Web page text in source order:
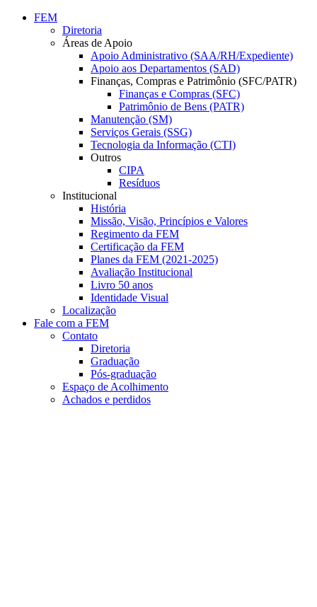
Conteúdo principal
FEM
Diretoria
Áreas de Apoio
Apoio Administrativo (SAA/RH/Expediente)
Apoio aos Departamentos (SAD)
Finanças, Compras e Patrimônio (SFC/PATR)
Finanças e Compras (SFC)
Patrimônio de Bens (PATR)
Manutenção (SM)
Serviços Gerais (SSG)
Tecnologia da Informação (CTI)
Outros
CIPA
Resíduos
Institucional
História
Missão, Visão, Princípios e Valores
Regimento da FEM
Certificação da FEM
Planes da FEM (2021-2025)
Avaliação Institucional
Livro 50 anos
Identidade Visual
Localização
Fale com a FEM
Contato
Diretoria
Graduação
Pós-graduação
Espaço de Acolhimento
Achados e perdidos